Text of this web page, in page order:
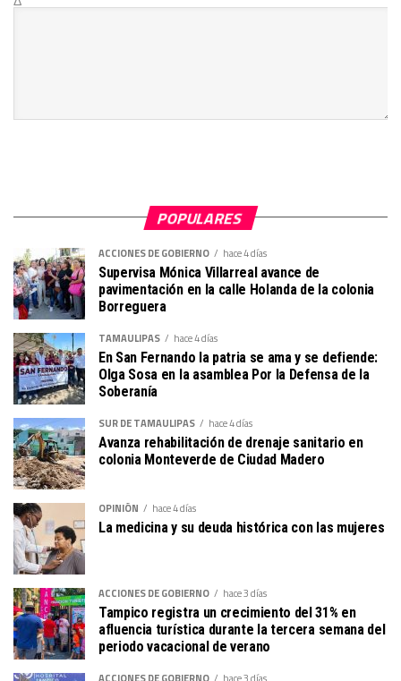
POPULARES
ACCIONES DE GOBIERNO hace 4 días
Supervisa Mónica Villarreal avance de
pavimentación en la calle Holanda de la colonia
Borreguera
TAMAULIPAS hace 4 días
En San Fernando la patria se ama y se defiende:
Olga Sosa en la asamblea Por la Defensa de la
Soberanía
SUR DE TAMAULIPAS hace 4 días
Avanza rehabilitación de drenaje sanitario en
colonia Monteverde de Ciudad Madero
OPINIÓN hace 4 días
La medicina y su deuda histórica con las mujeres
ACCIONES DE GOBIERNO hace 3 días
Tampico registra un crecimiento del 31% en
afluencia turística durante la tercera semana del
periodo vacacional de verano
ACCIONES DE GOBIERNO hace 3 días